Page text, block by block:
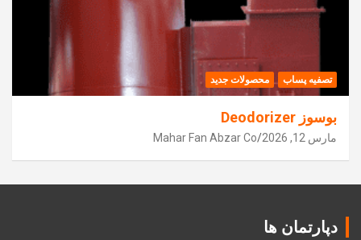
تصفیه پساب محصولات جدید
بوسوز Deodorizer
مارس 12, 2026 Mahar Fan Abzar Co
دپارتمان ها